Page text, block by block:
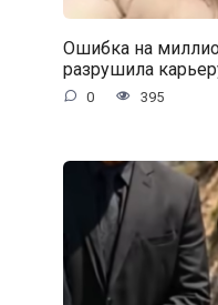
Ошибка на
разрушила
0 395